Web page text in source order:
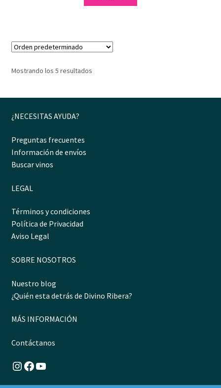
Mostrando los 5 resultados
¿NECESITAS AYUDA?
Preguntas frecuentes
Información de envíos
Buscar vinos
LEGAL
Términos y condiciones
Política de Privacidad
Aviso Legal
SOBRE NOSOTROS
Nuestro blog
¿Quién esta detrás de Divino Ribera?
MÁS INFORMACIÓN
Contáctanos
Instagram
Facebook
YouTube